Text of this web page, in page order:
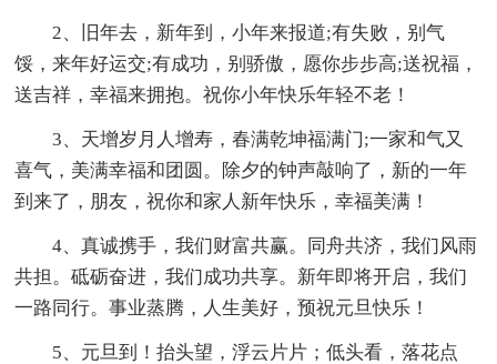
2、旧年去，新年到，小年来报道;有失败，别气
馁，来年好运交;有成功，别骄傲，愿你步步高;送祝福，
送吉祥，幸福来拥抱。祝你小年快乐年轻不老！
3、天增岁月人增寿，春满乾坤福满门;一家和气又
喜气，美满幸福和团圆。除夕的钟声敲响了，新的一年
到来了，朋友，祝你和家人新年快乐，幸福美满！
4、真诚携手，我们财富共赢。同舟共济，我们风雨
共担。砥砺奋进，我们成功共享。新年即将开启，我们
一路同行。事业蒸腾，人生美好，预祝元旦快乐！
5、元旦到！抬头望，浮云片片；低头看，落花点